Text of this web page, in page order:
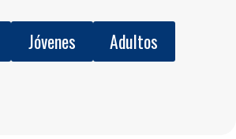
Jóvenes Adultos